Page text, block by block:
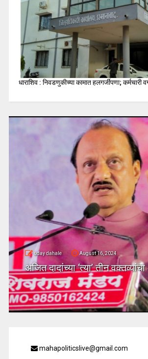
धाराशिव : निवडणुकीच्या कामात हलगर्जीपणा; कर्मचारी
uday dahale August 16, 2024
अजित दादांच्या ‘त्या’ तीन
mahapoliticslive@gmail.com